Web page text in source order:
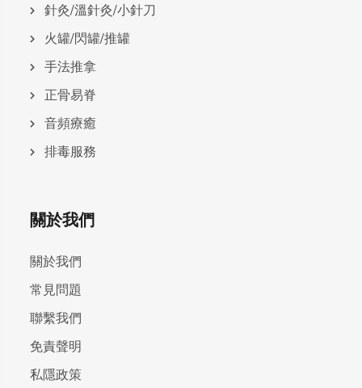
針灸/溫針灸/小針刀
火罐/閃罐/推罐
手法推拿
正骨易脊
⾳頻療癒
排毒服務
關於我們
關於我們
常見問題
聯繫我們
免責聲明
私隱政策